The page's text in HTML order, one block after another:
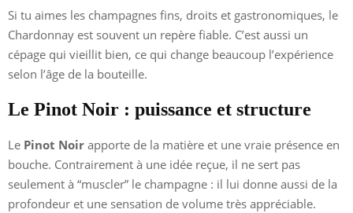
Si tu aimes les champagnes fins, droits et gastronomiques, le
Chardonnay est souvent un repère fiable. C’est aussi un
cépage qui vieillit bien, ce qui change beaucoup l’expérience
selon l’âge de la bouteille.
Le Pinot Noir : puissance et structure
Le Pinot Noir apporte de la matière et une vraie présence en
bouche. Contrairement à une idée reçue, il ne sert pas
seulement à “muscler” le champagne : il lui donne aussi de la
profondeur et une sensation de volume très appréciable.